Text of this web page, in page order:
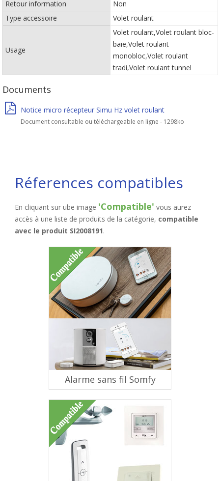
Retour information
Non
Type accessoire
Volet roulant
Usage
Volet roulant,Volet roulant bloc-
baie,Volet roulant
monobloc,Volet roulant
tradi,Volet roulant tunnel
Documents
Notice micro récepteur Simu Hz volet roulant
Document consultable ou téléchargeable en ligne - 1298ko
Réferences compatibles
En cliquant sur ube image 'Compatible' vous aurez
accès à une liste de produits de la catégorie, compatible
avec le produit SI2008191.
Alarme sans fil Somfy